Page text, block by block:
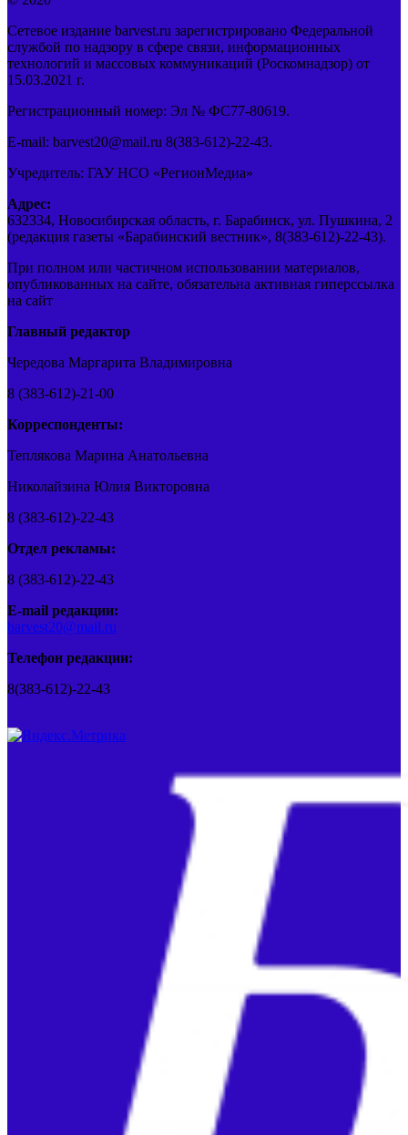
Сетевое издание barvest.ru зарегистрировано Федеральной
службой по надзору в сфере связи, информационных
технологий и массовых коммуникаций (Роскомнадзор) от
15.03.2021 г.
Регистрационный номер: Эл № ФС77-80619.
E-mail: barvest20@mail.ru 8(383-612)-22-43.
Учредитель: ГАУ НСО «РегионМедиа»
Адрес:
632334, Новосибирская область, г. Барабинск, ул. Пушкина, 2
(редакция газеты «Барабинский вестник», 8(383-612)-22-43).
При полном или частичном использовании материалов,
опубликованных на сайте, обязательна активная гиперссылка
на сайт
Главный редактор
Чередова Маргарита Владимировна
8 (383-612)-21-00
Корреспонденты:
Теплякова Марина Анатольевна
Николайзина Юлия Викторовна
8 (383-612)-22-43
Отдел рекламы:
8 (383-612)-22-43
E-mail редакции:
barvest20@mail.ru
Телефон редакции:
8(383-612)-22-43